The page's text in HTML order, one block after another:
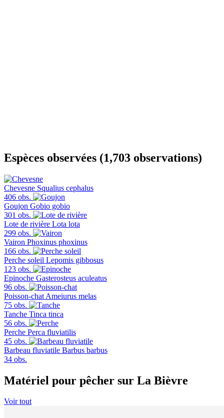
Espèces observées (1,703 observations)
Chevesne Squalius cephalus
406 obs.
Goujon Gobio gobio
301 obs.
Lote de rivière Lota lota
299 obs.
Vairon Phoxinus phoxinus
166 obs.
Perche soleil Lepomis gibbosus
123 obs.
Epinoche Gasterosteus aculeatus
96 obs.
Poisson-chat Ameiurus melas
75 obs.
Tanche Tinca tinca
56 obs.
Perche Perca fluviatilis
45 obs.
Barbeau fluviatile Barbus barbus
34 obs.
Matériel pour pêcher sur La Bièvre
Voir tout